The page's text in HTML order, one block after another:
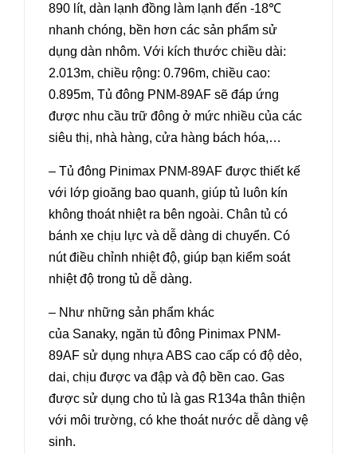
890 lít, dàn lạnh đồng làm lạnh đến -18℃
nhanh chóng, bền hơn các sản phẩm sử
dụng dàn nhôm. Với kích thước chiều dài:
2.013m, chiều rộng: 0.796m, chiều cao:
0.895m, Tủ đông PNM-89AF sẽ đáp ứng
được nhu cầu trữ đông ở mức nhiều của các
siêu thị, nhà hàng, cửa hàng bách hóa,…
– Tủ đông Pinimax PNM-89AF được thiết kế
với lớp gioăng bao quanh, giúp tủ luôn kín
không thoát nhiệt ra bên ngoài. Chân tủ có
bánh xe chịu lực và dễ dàng di chuyển. Có
nút điều chỉnh nhiệt độ, giúp bạn kiểm soát
nhiệt độ trong tủ dễ dàng.
– Như những sản phẩm khác
của Sanaky, ngăn tủ đông Pinimax PNM-
89AF sử dụng nhựa ABS cao cấp có độ dẻo,
dai, chịu được va đập và độ bền cao. Gas
được sử dụng cho tủ là gas R134a thân thiện
với môi trường, có khe thoát nước dễ dàng vệ
sinh.